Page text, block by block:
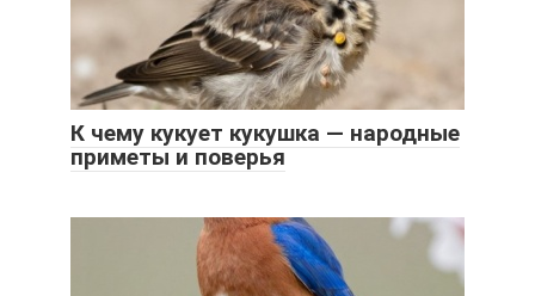
К чему кукует кукушка — народные
приметы и поверья